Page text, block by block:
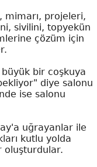
mimarı, projeleri,
sivilini, topyekün
çözüm için
bir coşkuya
diye salonu
ise salonu
uğrayanlar ile
kutlu yolda
oluşturdular.